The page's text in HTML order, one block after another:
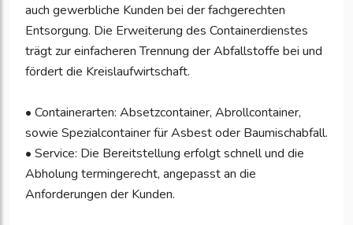
auch gewerbliche Kunden bei der fachgerechten
Entsorgung. Die Erweiterung des Containerdienstes
trägt zur einfacheren Trennung der Abfallstoffe bei und
fördert die Kreislaufwirtschaft.
• Containerarten: Absetzcontainer, Abrollcontainer,
sowie Spezialcontainer für Asbest oder Baumischabfall.
• Service: Die Bereitstellung erfolgt schnell und die
Abholung termingerecht, angepasst an die
Anforderungen der Kunden.